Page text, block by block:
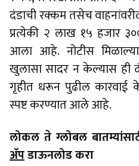
दंडाची रक्कम तसेच
प्रत्येकी २ लाख १५ हजार
आला आहे. नोटीस
खुलासा सादर न केल्यास ही
गृहीत धरून पुढील कारवाई
स्पष्ट करण्यात आले आहे.
लोकल ते ग्लोबल
ॲपडाऊनलोड करा